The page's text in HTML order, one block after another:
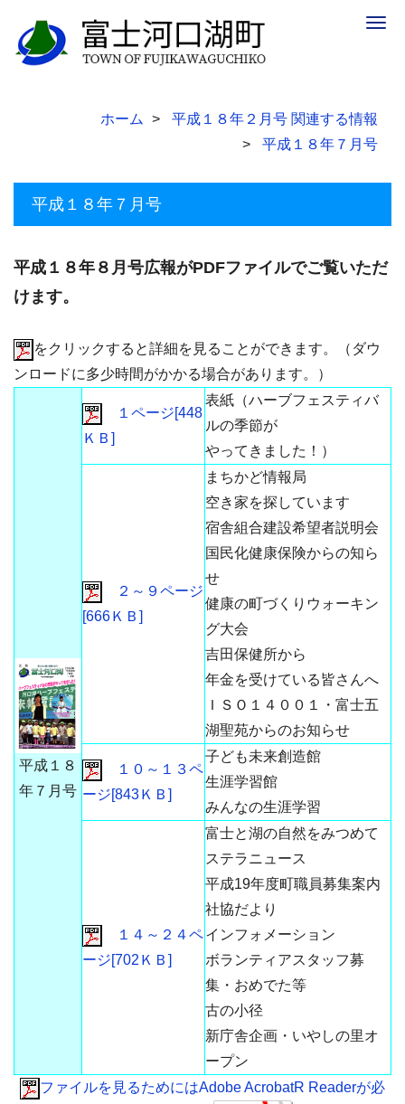
ホーム
平成１８年２月号 関連する情報
平成１８年７月号
平成１８年７月号
平成１８年８月号広報がPDFファイルでご覧いただ
けます。
をクリックすると詳細を見ることができます。（ダウ
ンロードに多少時間がかかる場合があります。）
平成１８
年７月号
１ページ[448
ＫＢ]
表紙（ハーブフェスティバ
ルの季節が
やってきました！）
２～９ページ
[666ＫＢ]
まちかど情報局
空き家を探しています
宿舎組合建設希望者説明会
国民化健康保険からの知ら
せ
健康の町づくりウォーキン
グ大会
吉田保健所から
年金を受けている皆さんへ
ＩＳＯ１４００１・富士五
湖聖苑からのお知らせ
１０～１３ペ
ージ[843ＫＢ]
子ども未来創造館
生涯学習館
みんなの生涯学習
１４～２４ペ
ージ[702ＫＢ]
富士と湖の自然をみつめて
ステラニュース
平成19年度町職員募集案内
社協だより
インフォメーション
ボランティアスタッフ募
集・おめでた等
古の小径
新庁舎企画・いやしの里オ
ープン
ファイルを見るためにはAdobe AcrobatR Readerが必